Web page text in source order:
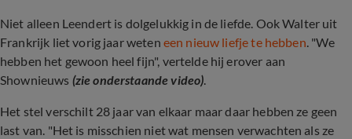
Niet alleen Leendert is dolgelukkig in de liefde. Ook Walter uit
Frankrijk liet vorig jaar weten een nieuw liefje te hebben. "We
hebben het gewoon heel fijn", vertelde hij erover aan
Shownieuws (zie onderstaande video).
Het stel verschilt 28 jaar van elkaar maar daar hebben ze geen
last van. "Het is misschien niet wat mensen verwachten als ze